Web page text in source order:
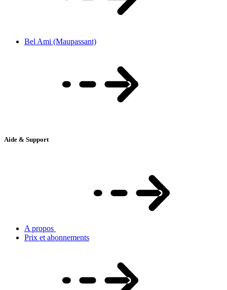
Bel Ami (Maupassant)
Aide & Support
A propos
Prix et abonnements